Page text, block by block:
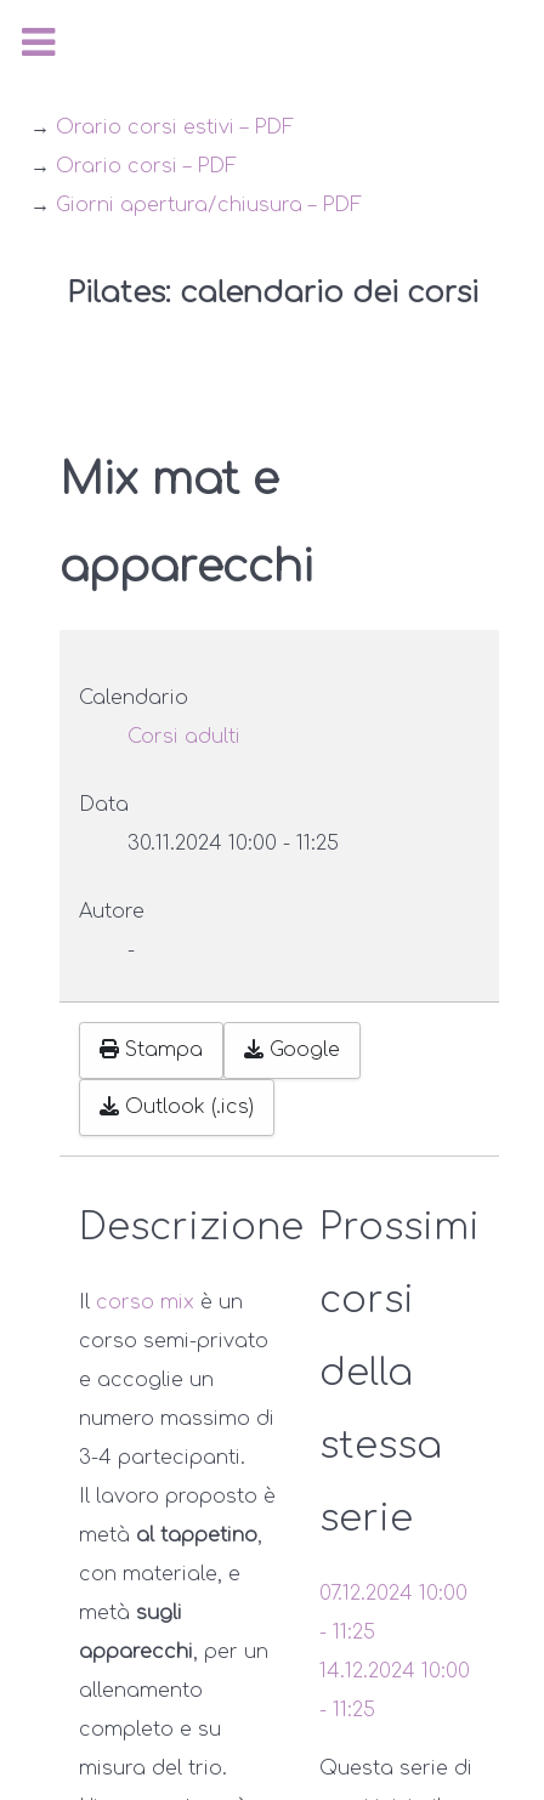
→ Orario corsi estivi – PDF
→ Orario corsi – PDF
→ Giorni apertura/chiusura – PDF
Pilates: calendario dei corsi
Mix mat e
apparecchi
Calendario
Corsi adulti
Data
30.11.2024 10:00 - 11:25
Autore
-
Stampa Google
Outlook (.ics)
Descrizione
Il corso mix è un
corso semi-privato
e accoglie un
numero massimo di
3-4 partecipanti.
Il lavoro proposto è
metà al tappetino
con materiale, e
metà sugli
apparecchi , per un
allenamento
completo e su
misura del trio.
Prossimi
corsi
della
stessa
serie
07.12.2024 10:00
- 11:25
14.12.2024 10:00
- 11:25
Questa serie di